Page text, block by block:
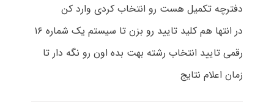
دفترچه تکمیل هست رو انتخاب کردی وارد کن
در انتها هم کلید تایید رو بزن تا سیستم یک شماره ۱۶
رقمی تایید انتخاب رشته بهت بده اون رو نگه دار تا
زمان اعلام نتایج